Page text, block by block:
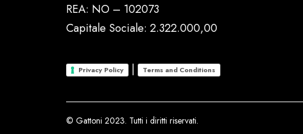
REA: NO – 102073
Capitale Sociale: 2.322.000,00
Privacy Policy | Terms and Conditions
© Gattoni 2023. Tutti i diritti riservati.